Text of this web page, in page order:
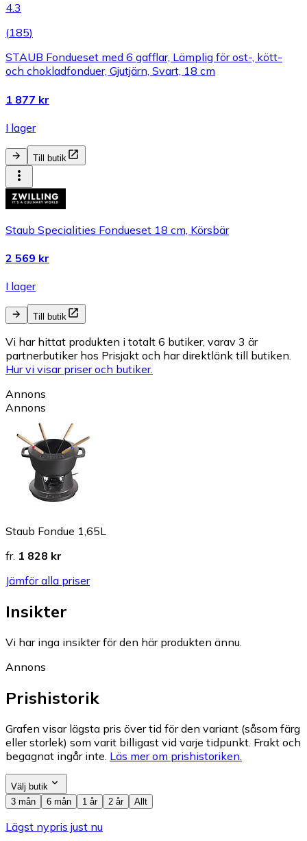
4.3
(185)
STAUB Fondueset med 6 gafflar, Lämplig för ost-, kött-
och chokladfonduer, Gjutjärn, Svart, 18 cm
1 877 kr
I lager
Till butik
Staub Specialities Fondueset 18 cm, Körsbär
2 569 kr
I lager
Till butik
Vi har hittat produkten i totalt 6 butiker, varav 3 är
partnerbutiker hos Prisjakt och har direktlänk till butiken.
Hur vi visar priser och butiker.
Annons
Annons
Staub Fondue 1,65L
fr. 1 828 kr
Jämför alla priser
Insikter
Vi har inga insikter för den här produkten ännu.
Annons
Prishistorik
Grafen visar lägsta pris över tid för den variant (såsom färg
eller storlek) som varit billigast vid varje tidpunkt. Frakt och
begagnat ingår inte. Läs mer om prishistoriken.
Välj butik
3 mån
6 mån 1 år 2 år Allt
Lägst nypris just nu